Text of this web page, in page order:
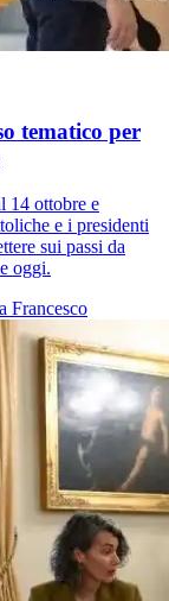
tematico per
14 ottobre e
e i presidenti
sui passi da
oggi.
Francesco